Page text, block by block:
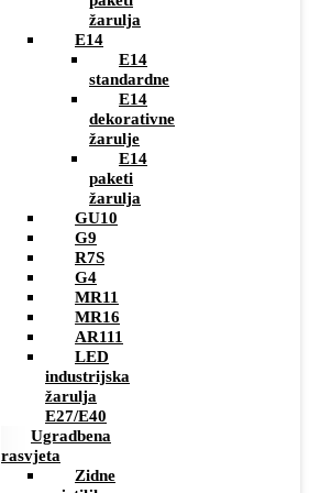
žarulja
E14
E14
standardne
E14
dekorativne
žarulje
E14
paketi
žarulja
GU10
G9
R7S
G4
MR11
MR16
AR111
LED
industrijska
žarulja
E27/E40
Ugradbena
rasvjeta
Zidne